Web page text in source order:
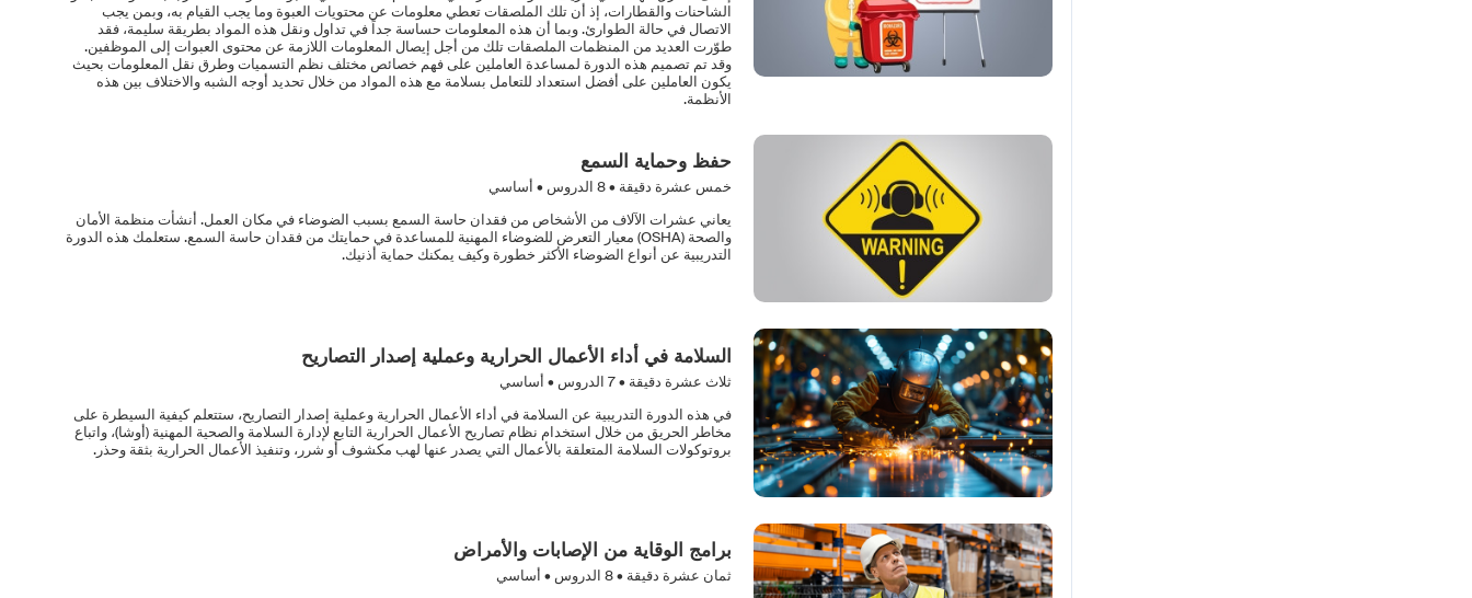
الشاحنات والقطارات، إذ أن تلك الملصقات تعطي معلومات عن محتويات العبوة وما يجب القيام به، وبمن يجب
الاتصال في حالة الطوارئ. وبما أن هذه المعلومات حساسة جداً في تداول ونقل هذه المواد بطريقة سليمة، فقد
طوّرت العديد من المنظمات الملصقات تلك من أجل إيصال المعلومات اللازمة عن محتوى العبوات إلى الموظفين.
وقد تم تصميم هذه الدورة لمساعدة العاملين على فهم خصائص مختلف نظم التسميات وطرق نقل المعلومات بحيث
يكون العاملين على أفضل استعداد للتعامل بسلامة مع هذه المواد من خلال تحديد أوجه الشبه والاختلاف بين هذه
الأنظمة.
حفظ وحماية السمع
خمس عشرة دقيقة •8الدروس • أساسي
يعاني عشرات الآلاف من الأشخاص من فقدان حاسة السمع بسبب الضوضاء في مكان العمل. أنشأت منظمة الأمان
والصحة (OSHA) معيار التعرض للضوضاء المهنية للمساعدة في حمايتك من فقدان حاسة السمع. ستعلمك هذه الدورة
التدريبية عن أنواع الضوضاء الأكثر خطورة وكيف يمكنك حماية أذنيك.
السلامة في أداء الأعمال الحرارية وعملية إصدار التصاريح
ثلاث عشرة دقيقة •7الدروس • أساسي
في هذه الدورة التدريبية عن السلامة في أداء الأعمال الحرارية وعملية إصدار التصاريح، ستتعلم كيفية السيطرة على
مخاطر الحريق من خلال استخدام نظام تصاريح الأعمال الحرارية التابع لإدارة السلامة والصحية المهنية (أوشا)، واتباع
بروتوكولات السلامة المتعلقة بالأعمال التي يصدر عنها لهب مكشوف أو شرر، وتنفيذ الأعمال الحرارية بثقة وحذر.
برامج الوقاية من الإصابات والأمراض
ثمان عشرة دقيقة •8الدروس • أساسي